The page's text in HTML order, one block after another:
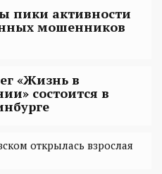
пики активности
мошенников
«Жизнь в
состоится в
открылась взрослая